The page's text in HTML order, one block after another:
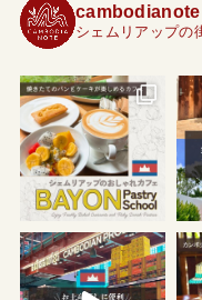
cambodianote
シェムリアップの